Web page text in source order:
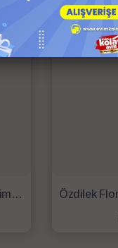
Özdilek Lıly Çift Kişilik Nevresim Takımı Lila Beyaz